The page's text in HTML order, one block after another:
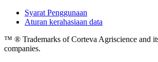
Syarat Penggunaan
Aturan kerahasiaan data
™ ® Trademarks of Corteva Agriscience and
companies.